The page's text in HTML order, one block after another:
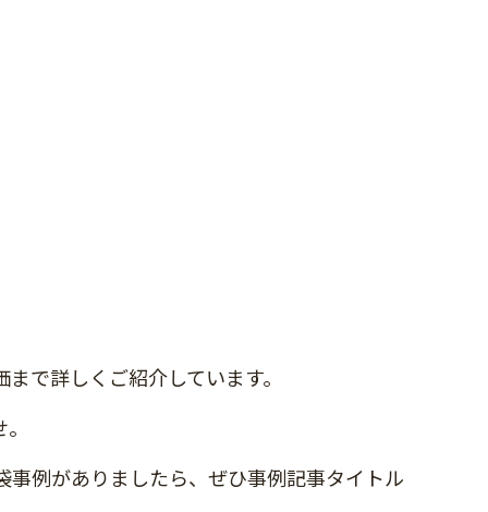
で詳しくご紹介しています。
例がありましたら、ぜひ事例記事タイトル